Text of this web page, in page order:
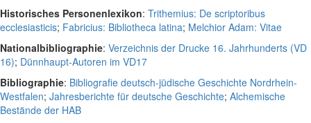
Historisches Personenlexikon: Trithemius: De scriptoribus
ecclesiasticis; Fabricius: Bibliotheca latina; Melchior Adam: Vitae
Nationalbibliographie: Verzeichnis der Drucke 16. Jahrhunderts (VD
16); Dünnhaupt-Autoren im VD17
Bibliographie: Bibliografie deutsch-jüdische Geschichte Nordrhein-
Westfalen; Jahresberichte für deutsche Geschichte; Alchemische
Bestände der HAB